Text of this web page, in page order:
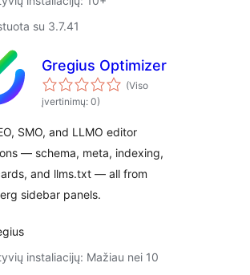
su 3.7.41
Gregius Optimizer
(Viso
įvertinimų: 0)
SMO, and LLMO editor
— schema, meta, indexing,
and llms.txt — all from
sidebar panels.
instaliacijų: Mažiau nei 10